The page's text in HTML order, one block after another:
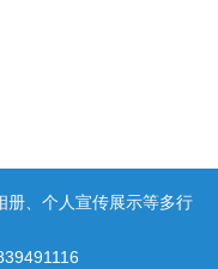
册、个人宣传展示等多行